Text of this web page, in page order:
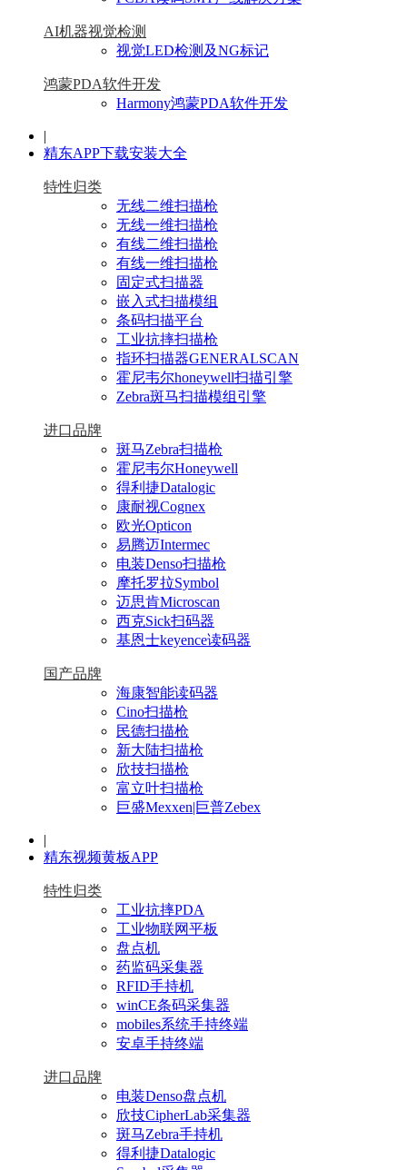
AI机器视觉检测
视觉LED检测及NG标记
鸿蒙PDA软件开发
Harmony鸿蒙PDA软件开发
|
精东APP下载安装大全
特性归类
无线二维扫描枪
无线一维扫描枪
有线二维扫描枪
有线一维扫描枪
固定式扫描器
嵌入式扫描模组
条码扫描平台
工业抗摔扫描枪
指环扫描器GENERALSCAN
霍尼韦尔honeywell扫描引擎
Zebra斑马扫描模组引擎
进口品牌
斑马Zebra扫描枪
霍尼韦尔Honeywell
得利捷Datalogic
康耐视Cognex
欧光Opticon
易腾迈Intermec
电装Denso扫描枪
摩托罗拉Symbol
迈思肯Microscan
西克Sick扫码器
基恩士keyence读码器
国产品牌
海康智能读码器
Cino扫描枪
民德扫描枪
新大陆扫描枪
欣技扫描枪
富立叶扫描枪
巨盛Mexxen|巨普Zebex
|
精东视频黄板APP
特性归类
工业抗摔PDA
工业物联网平板
盘点机
药监码采集器
RFID手持机
winCE条码采集器
mobiles系统手持终端
安卓手持终端
进口品牌
电装Denso盘点机
欣技CipherLab采集器
斑马Zebra手持机
得利捷Datalogic